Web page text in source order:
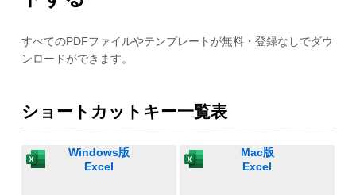
すべてのPDFファイルやテンプレートが無料・登録なしでダウ
ンロードができます。
ショートカットキー一覧表
Windows版
Excel
Mac版
Excel